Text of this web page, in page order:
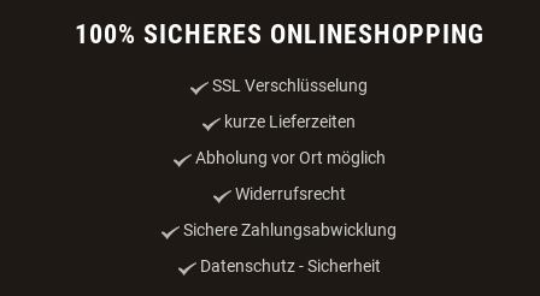
100% SICHERES ONLINESHOPPING
SSL Verschlüsselung
kurze Lieferzeiten
Abholung vor Ort möglich
Widerrufsrecht
Sichere Zahlungsabwicklung
Datenschutz - Sicherheit